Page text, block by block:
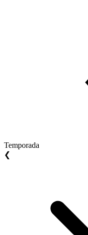
Temporada
❮